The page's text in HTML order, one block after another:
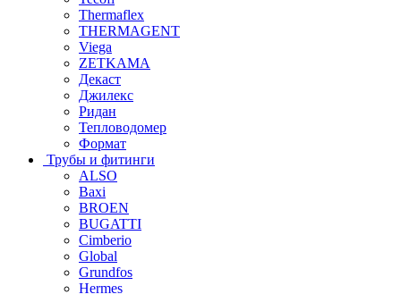
Thermaflex
THERMAGENT
Viega
ZETKAMA
Декаст
Джилекс
Ридан
Тепловодомер
Формат
Трубы и фитинги
ALSO
Baxi
BROEN
BUGATTI
Cimberio
Global
Grundfos
Hermes